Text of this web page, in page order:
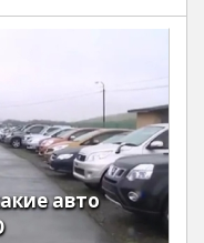
авто